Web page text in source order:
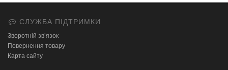
СЛУЖБА ПІДТРИМКИ
Зворотній зв’язок
Повернення товару
Карта сайту